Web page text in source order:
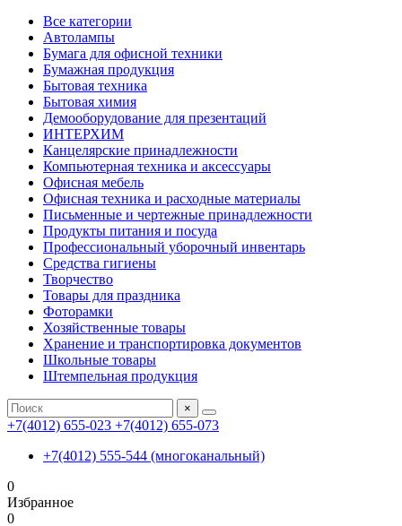
Все категории
Автолампы
Бумага для офисной техники
Бумажная продукция
Бытовая техника
Бытовая химия
Демооборудование для презентаций
ИНТЕРХИМ
Канцелярские принадлежности
Компьютерная техника и аксессуары
Офисная мебель
Офисная техника и расходные материалы
Письменные и чертежные принадлежности
Продукты питания и посуда
Профессиональный уборочный инвентарь
Средства гигиены
Творчество
Товары для праздника
Фоторамки
Хозяйственные товары
Хранение и транспортировка документов
Школьные товары
Штемпельная продукция
×
+7(4012) 655-023 +7(4012) 655-073
+7(4012) 555-544 (многоканальный)
0
Избранное
0